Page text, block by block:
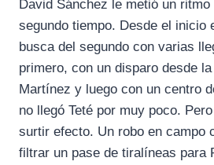
David Sánchez le metió un
segundo tiempo. Desde el inicio
busca del segundo con varias
primero, con un disparo desde
Martínez y luego con un centro
no llegó Teté por muy poco.
surtir efecto. Un robo en campo
filtrar un pase de tiralíneas para